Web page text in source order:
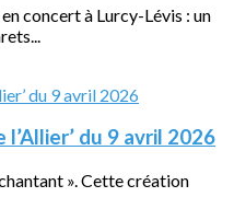
concert à Lurcy-Lévis : un
l’Allier’ du 9 avril 2026
». Cette création